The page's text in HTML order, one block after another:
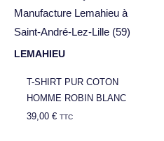
LEMAHIEU
T-SHIRT PUR COTON
HOMME ROBIN BLANC
39,00 € TTC